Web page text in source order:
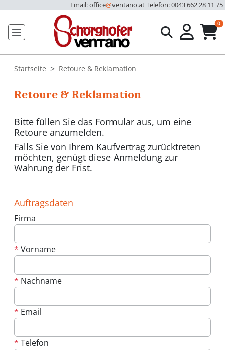
Email: office@ventano.atTelefon: 0043 662 28 11 75
0
Startseite Retoure & Reklamation
Retoure & Reklamation
Bitte füllen Sie das Formular aus, um eine
Retoure anzumelden.
Falls Sie von Ihrem Kaufvertrag zurücktreten
möchten, genügt diese Anmeldung zur
Wahrung der Frist.
Auftragsdaten
Firma
* Vorname
* Nachname
* Email
* Telefon